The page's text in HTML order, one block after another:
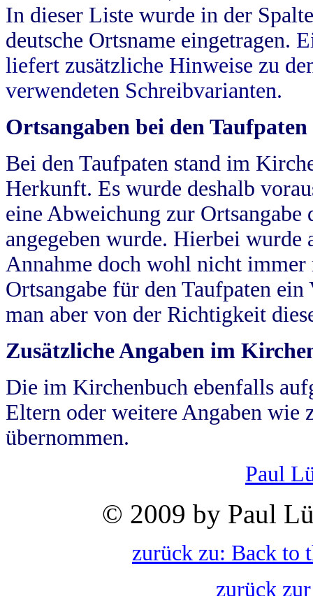
In dieser Liste wurde in der
deutsche Ortsname eingetragen.
liefert zusätzliche Hinweise zu
verwendeten Schreibvarianten.
Ortsangaben bei den Taufpaten
Bei den Taufpaten stand im
Herkunft. Es wurde deshalb
eine Abweichung zur
angegeben wurde. Hierbei wurde
Annahme doch wohl nicht
Ortsangabe für den Taufpaten
man aber von der Richtigkeit
Zusätzliche Angaben im
Die im Kirchenbuch ebenfalls
Eltern oder weitere Angaben wie
übernommen.
Paul
© 2009 by Paul
zurück zu: Back to
zurück